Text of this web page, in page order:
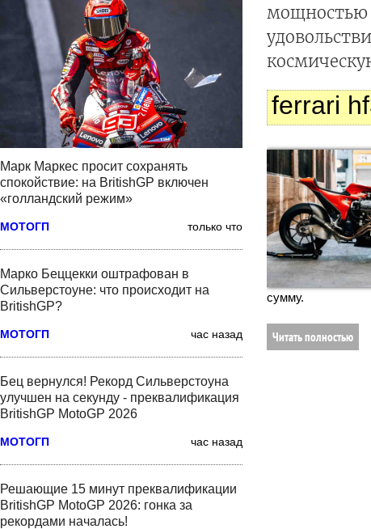
Марк Маркес просит сохранять
спокойствие: на BritishGP включен
«голландский режим»
МОТОГП только что
Марко Беццекки оштрафован в
Сильверстоуне: что происходит на
BritishGP?
МОТОГП час назад
Бец вернулся! Рекорд Сильверстоуна
улучшен на секунду - преквалификация
BritishGP MotoGP 2026
МОТОГП час назад
Решающие 15 минут преквалификации
BritishGP MotoGP 2026: гонка за
рекордами началась!
мощностью
ferrari
сумму.
Читать полностью